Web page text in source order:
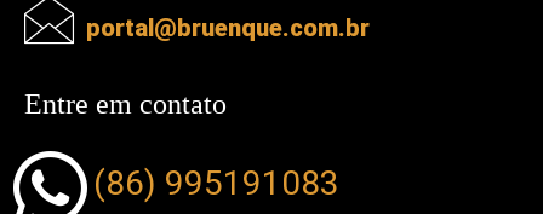
portal@bruenque.com.br
Entre em contato
(86) 995191083